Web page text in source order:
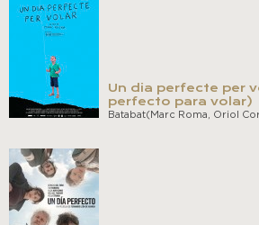
Un dia perfecte per
perfecto para volar)
Batabat(Marc Roma, Oriol